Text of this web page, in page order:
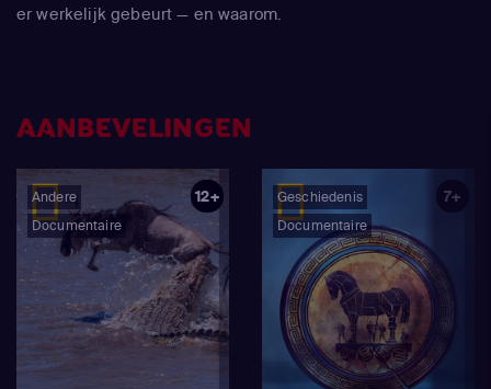
er werkelijk gebeurt — en waarom.
AANBEVELINGEN
Andere
Documentaire
12+
Geschiedenis
Documentaire
7+